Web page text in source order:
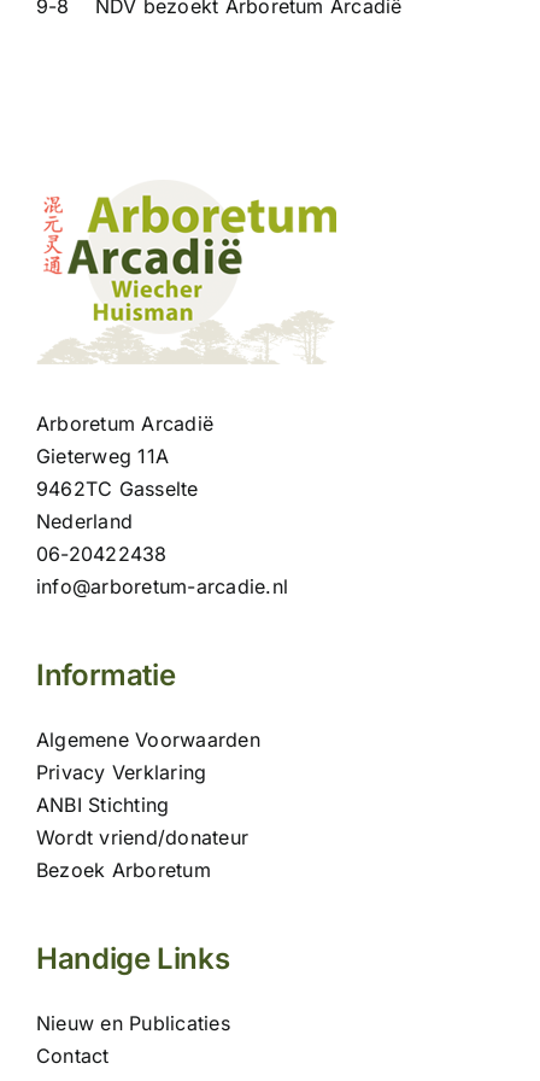
Contact
9-8 NDV bezoekt Arboretum Arcadië
Arboretum Arcadië
Gieterweg 11A
9462TC Gasselte
Nederland
06-20422438
info@arboretum-arcadie.nl
Informatie
Algemene Voorwaarden
Privacy Verklaring
ANBI Stichting
Wordt vriend/donateur
Bezoek Arboretum
Handige Links
Nieuw en Publicaties
Contact